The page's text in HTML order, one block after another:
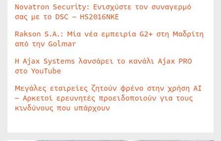
Novatron Security: Ενισχύστε τον συναγερμό
σας με το DSC – HS2016NKE
Rakson S.A.: Μία νέα εμπειρία G2+ στη Μαδρίτη
από την Golmar
Η Ajax Systems λανσάρει το κανάλι Ajax PRO
στο YouTube
Μεγάλες εταιρείες ζητούν φρένο στην χρήση AI
– Αρκετοί ερευνητές προειδοποιούν για τους
κινδύνους που υπάρχουν